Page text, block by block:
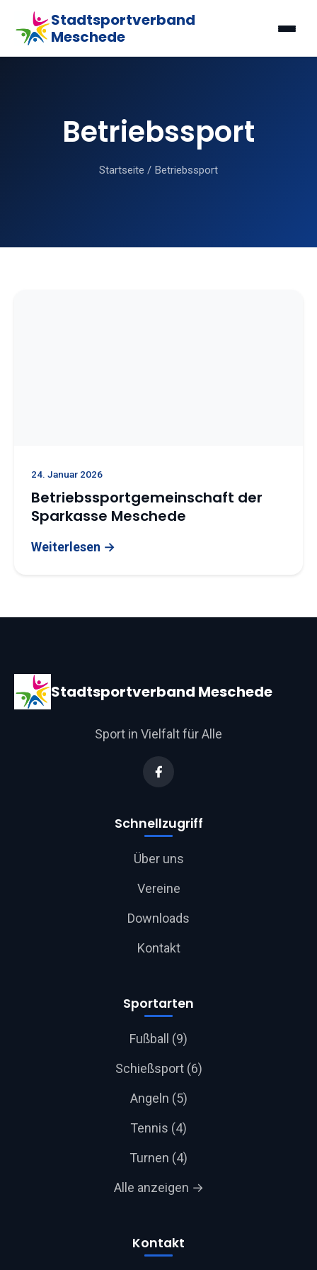
Stadtsportverband
Meschede
Betriebssport
Startseite / Betriebssport
24. Januar 2026
Betriebssportgemeinschaft der
Sparkasse Meschede
Weiterlesen →
Stadtsportverband Meschede
Sport in Vielfalt für Alle
Schnellzugriff
Über uns
Vereine
Downloads
Kontakt
Sportarten
Fußball (9)
Schießsport (6)
Angeln (5)
Tennis (4)
Turnen (4)
Alle anzeigen →
Kontakt